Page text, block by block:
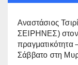
Αναστάσιος
ΣΕΙΡΗΝΕΣ) στον
πραγματικότητα
Σάββατο στη